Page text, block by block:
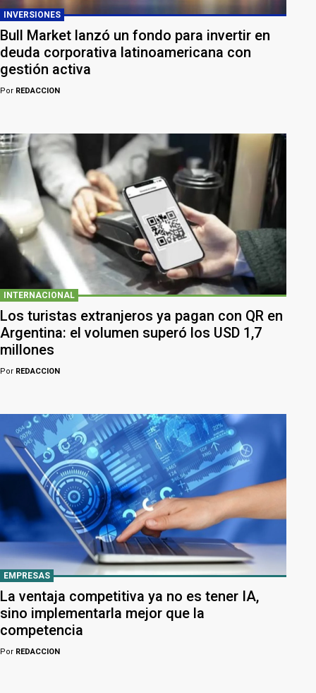
INVERSIONES
Bull Market lanzó un fondo para invertir en
deuda corporativa latinoamericana con
gestión activa
Por REDACCION
INTERNACIONAL
Los turistas extranjeros ya pagan con QR en
Argentina: el volumen superó los USD 1,7
millones
Por REDACCION
EMPRESAS
La ventaja competitiva ya no es tener IA,
sino implementarla mejor que la
competencia
Por REDACCION